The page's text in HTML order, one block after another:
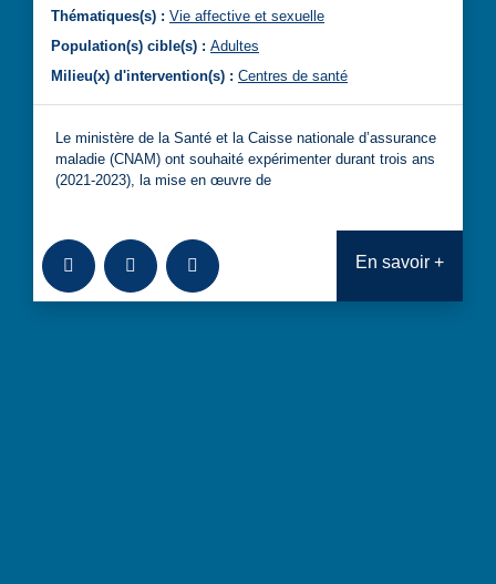
Thématiques(s) : Vie affective et sexuelle
Population(s) cible(s) : Adultes
Milieu(x) d'intervention(s) : Centres de santé
Le ministère de la Santé et la Caisse nationale d’assurance
maladie (CNAM) ont souhaité expérimenter durant trois ans
(2021-2023), la mise en œuvre de
Ajouter à la bibliothèque
TéléchargerConsulter En savoir +